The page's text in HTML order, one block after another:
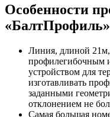
Особенности
«БалтПрофиль»
Линия, длиной
профилегибочным
устройством для
изготавливать
заданными
отклонением не
Самая большая